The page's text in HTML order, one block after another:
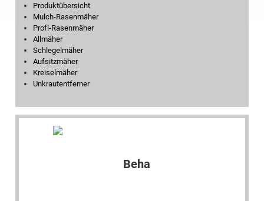
Produktübersicht
Mulch-Rasenmäher
Profi-Rasenmäher
Allmäher
Schlegelmäher
Aufsitzmäher
Kreiselmäher
Unkrautentferner